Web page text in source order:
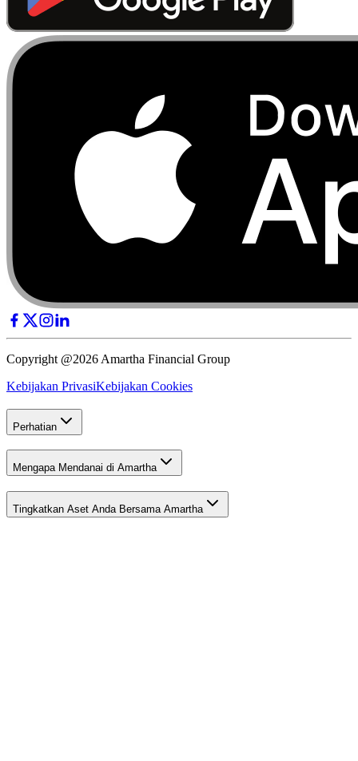
Copyright @2026 Amartha Financial Group
Kebijakan PrivasiKebijakan Cookies
Perhatian
Mengapa Mendanai di Amartha
Tingkatkan Aset Anda Bersama Amartha